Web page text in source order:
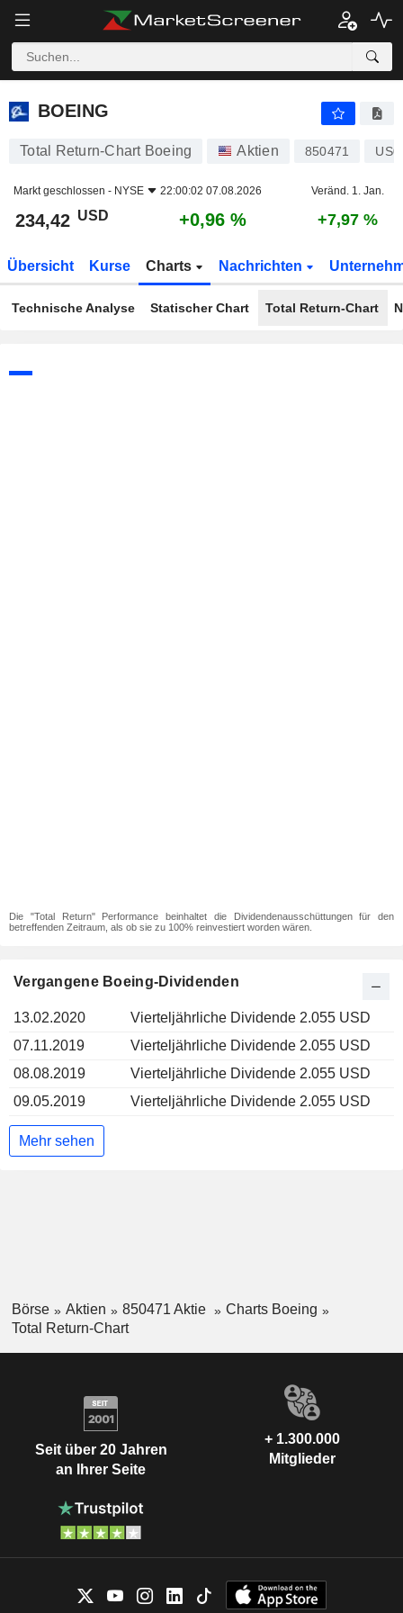
BOEING
BOEING
Total Return-Chart Boeing Aktien 850471
Markt geschlossen - NYSE 22:00:02 07.08.2026 Veränd. 1. Jan.
234,42 USD +0,96 % +7,97 %
Übersicht Kurse Charts Nachrichten
Technische Analyse Statischer Chart Total Return-Chart
Die "Total Return" Performance beinhaltet die Dividendenausschüttungen für den
betreffenden Zeitraum, als ob sie zu 100% reinvestiert worden wären.
Vergangene Boeing-Dividenden
13.02.2020
Vierteljährliche Dividende 2.055 USD
07.11.2019
Vierteljährliche Dividende 2.055 USD
08.08.2019
Vierteljährliche Dividende 2.055 USD
09.05.2019
Vierteljährliche Dividende 2.055 USD
Mehr sehen
Börse Aktien 850471 Aktie
Charts Boeing
Total Return-Chart
Seit über 20 Jahren
an Ihrer Seite
+ 1.300.000
Mitglieder